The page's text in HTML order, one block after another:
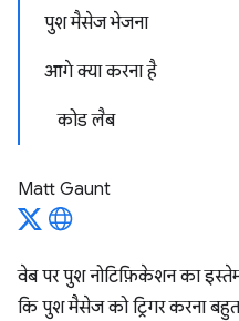
पुश मैसेज भेजना
आगे क्या करना है
कोड लैब
Matt Gaunt
वेब पर पुश नोटिफ़िकेशन का
कि पुश मैसेज को ट्रिगर करना